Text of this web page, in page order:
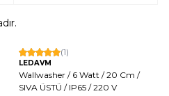
(1)
LEDAVM
Wallwasher / 6 Watt / 20 Cm /
SIVA ÜSTÜ / IP65 / 220 V